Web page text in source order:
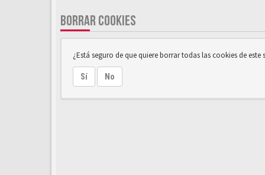
BORRAR COOKIES
¿Está seguro de que quiere borrar todas las cookies de este
Sí No